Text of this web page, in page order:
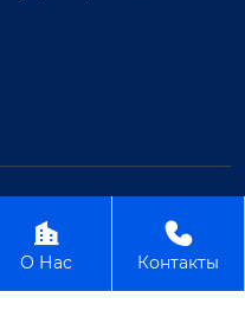

О Нас

Контакты